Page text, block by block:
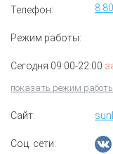
Телефон:
Режим работы:
Сегодня 09:00-22:00
показать режим
Сайт:
Соц. сети: